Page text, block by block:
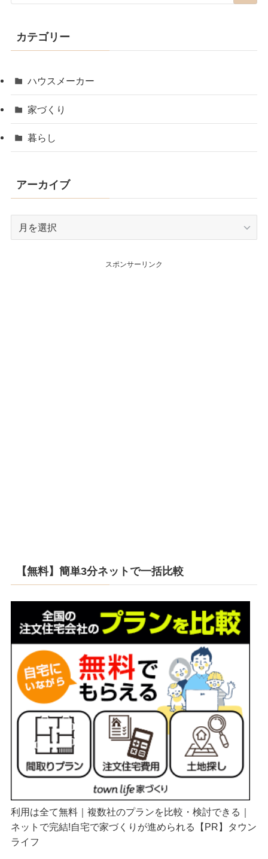
カテゴリー
ハウスメーカー
家づくり
暮らし
アーカイブ
スポンサーリンク
【無料】簡単3分ネットで一括比較
利用は全て無料｜複数社のプランを比較・検討できる｜
ネットで完結!自宅で家づくりが進められる【PR】タウン
ライフ